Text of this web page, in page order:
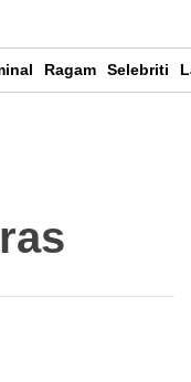
Ragam Selebriti